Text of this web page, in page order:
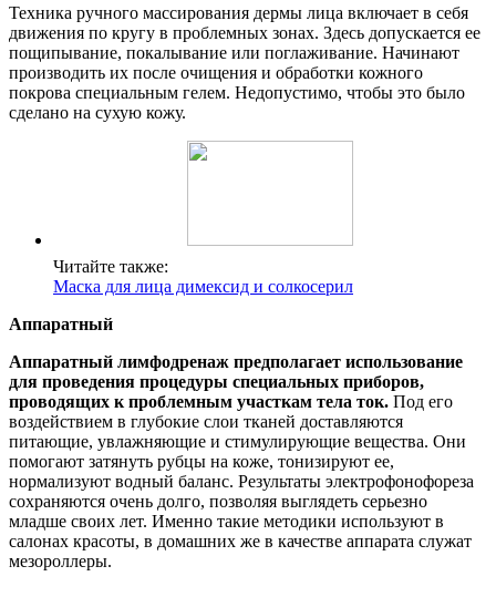
Техника ручного массирования дермы лица включает в себя
движения по кругу в проблемных зонах. Здесь допускается ее
пощипывание, покалывание или поглаживание. Начинают
производить их после очищения и обработки кожного
покрова специальным гелем. Недопустимо, чтобы это было
сделано на сухую кожу.
Читайте также:
Маска для лица димексид и солкосерил
Аппаратный
Аппаратный лимфодренаж предполагает использование
для проведения процедуры специальных приборов,
проводящих к проблемным участкам тела ток. Под его
воздействием в глубокие слои тканей доставляются
питающие, увлажняющие и стимулирующие вещества. Они
помогают затянуть рубцы на коже, тонизируют ее,
нормализуют водный баланс. Результаты электрофонофореза
сохраняются очень долго, позволяя выглядеть серьезно
младше своих лет. Именно такие методики используют в
салонах красоты, в домашних же в качестве аппарата служат
мезороллеры.